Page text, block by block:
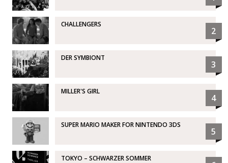
CHALLENGERS
2
DER SYMBIONT
3
MILLER'S GIRL
4
SUPER MARIO MAKER FOR NINTENDO 3DS
5
TOKYO – SCHWARZER SOMMER